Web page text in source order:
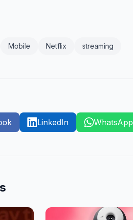
Mobile Netflix streaming
LinkedIn WhatsApp